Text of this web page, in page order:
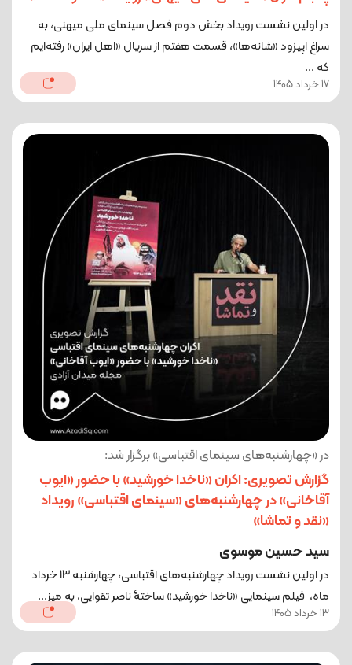
در اولین نشست رویداد بخش دوم فصل سینمای ملی میهنی، به
سراغ اپیزود «شانه‌ها»، قسمت هفتم از سریال «اهل ایران» رفته‌ایم
که ...
17 خرداد 1405
در «چهارشنبه‌های سینمای اقتباسی» برگزار شد:
گزارش تصویری: اکران «ناخدا خورشید» با حضور «ایوب
آقاخانی» در چهارشنبه‌های «سینمای اقتباسی» رویداد
«نقد و تماشا»
سید حسین موسوی
در اولین نشست رویداد چهارشنبه‌های اقتباسی، چهارشنبه 13 خرداد
ماه، فیلم سینمایی «ناخدا خورشید» ساختۀ ناصر تقوایی، به میز...
13 خرداد 1405